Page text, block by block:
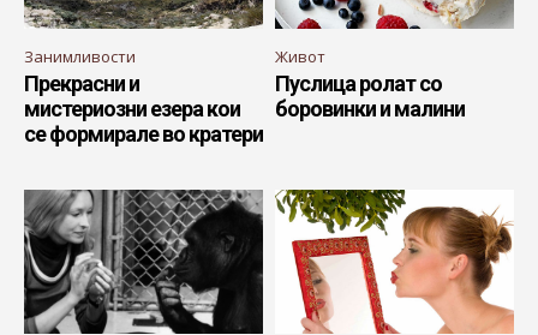
Занимливости
Прекрасни и
мистериозни езера кои
се формирале во кратери
Живот
Пуслица ролат со
боровинки и малини